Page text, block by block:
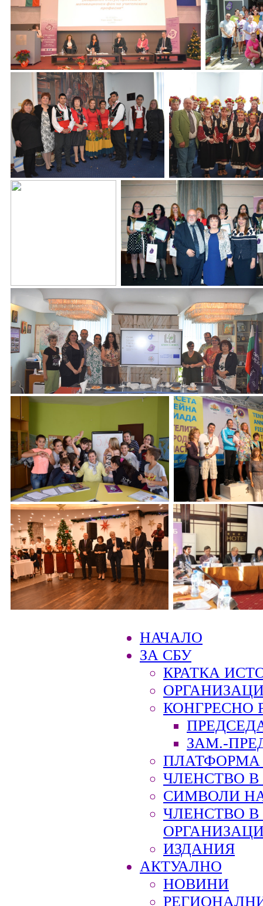
НАЧАЛО
ЗА СБУ
КРАТКА
КОНГРЕСНО
ЗАМ.-
ПЛАТФОРМА
ЧЛЕНСТВО В
СИМВОЛИ
ЧЛЕНСТВО
ИЗДАНИЯ
АКТУАЛНО
НОВИНИ